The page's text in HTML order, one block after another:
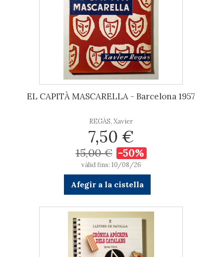
EL CAPITÀ MASCARELLA - Barcelona 1957
REGÀS, Xavier
7,50 €
15,00 € -50%
vàlid fins: 10/08/26
Afegir a la cistella